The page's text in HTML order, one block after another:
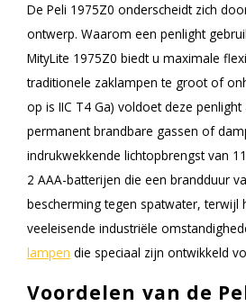
De Peli 1975Z0 onderscheidt zich
ontwerp. Waarom een penlight
MityLite 1975Z0 biedt u maximale
traditionele zaklampen te groot of
op is IIC T4 Ga) voldoet deze
permanent brandbare gassen of
indrukwekkende lichtopbrengst van
2 AAA-batterijen die een brandduur
bescherming tegen spatwater,
veeleisende industriële
lampen die speciaal zijn ontwikkeld
Voordelen van de